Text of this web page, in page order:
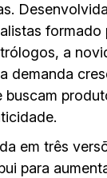
formado
a
demanda
buscam
em três
para